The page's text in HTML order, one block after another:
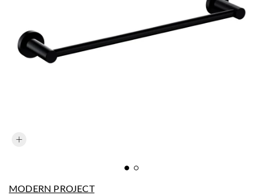
MODERN PROJECT